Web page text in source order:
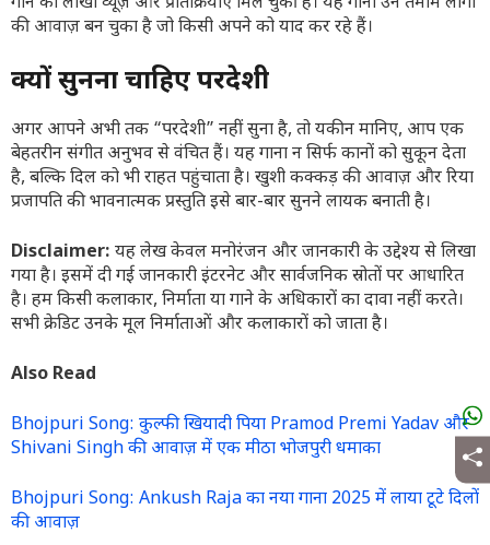
की आवाज़ बन चुका है जो किसी अपने को याद कर रहे हैं।
क्यों सुनना चाहिए परदेशी
अगर आपने अभी तक “परदेशी” नहीं सुना है, तो यकीन मानिए, आप एक
बेहतरीन संगीत अनुभव से वंचित हैं। यह गाना न सिर्फ कानों को सुकून देता
है, बल्कि दिल को भी राहत पहुंचाता है। खुशी कक्कड़ की आवाज़ और रिया
प्रजापति की भावनात्मक प्रस्तुति इसे बार-बार सुनने लायक बनाती है।
Disclaimer: यह लेख केवल मनोरंजन और जानकारी के उद्देश्य से लिखा
गया है। इसमें दी गई जानकारी इंटरनेट और सार्वजनिक स्रोतों पर आधारित
है। हम किसी कलाकार, निर्माता या गाने के अधिकारों का दावा नहीं करते।
सभी क्रेडिट उनके मूल निर्माताओं और कलाकारों को जाता है।
Also Read
Bhojpuri Song: कुल्फी खियादी पिया Pramod Premi Yadav और
Shivani Singh की आवाज़ में एक मीठा भोजपुरी धमाका
Bhojpuri Song: Ankush Raja का नया गाना 2025 में लाया टूटे दिलों
की आवाज़